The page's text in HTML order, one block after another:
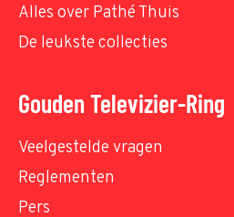
Alles over Pathé Thuis
De leukste collecties
Gouden Televizier-Ring
Veelgestelde vragen
Reglementen
Pers